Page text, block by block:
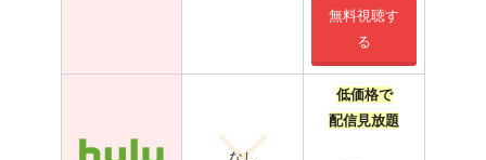
無料視聴す
る
低価格で
配信見放題